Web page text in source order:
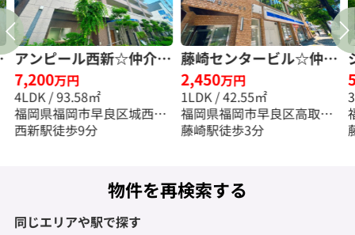
アンピール西新☆仲介手
数料半額☆
7,200万円
4LDK / 93.58㎡
福岡県福岡市早良区城西３
丁目
西新駅徒歩9分
藤崎センタービル☆仲介
手数料無料☆
2,450万円
1LDK / 42.55㎡
福岡県福岡市早良区高取２
丁目
藤崎駅徒歩3分
物件を再検索する
同じエリアや駅で探す